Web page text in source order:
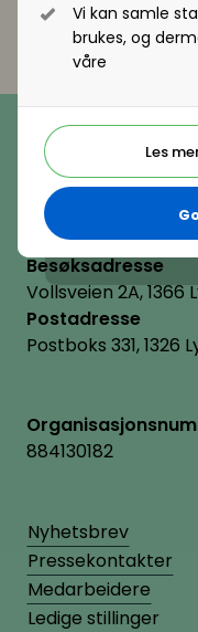
Vi kan samle
brukes, og
våre
Les
Telefon
(+47) 22 11 11 22
E-post
Besøksadresse
Vollsveien 2A, 1366
Postadresse
Postboks 331, 1326
884130182
Nyhetsbrev
Pressekontakter
Medarbeidere
Ledige stillinger